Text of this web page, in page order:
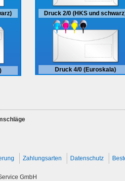
Druck 2/0 (HKS und
Druck 4/0 (Euroskala)
Zahlungsarten Datenschutz
GmbH